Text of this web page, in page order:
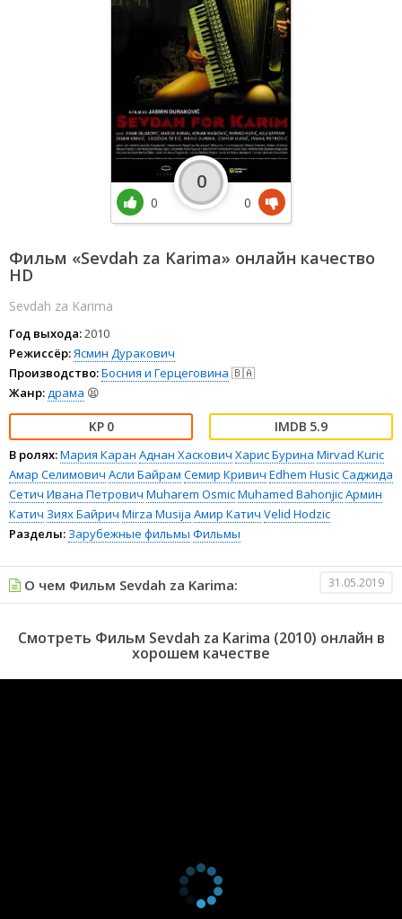
Фильм «Sevdah za Karima» онлайн качество
HD
Sevdah za Karima
Год выхода:2010
Режиссёр:Ясмин Дуракович
Производство:Босния и Герцеговина 🇧🇦
Жанр:драма 😫
0 5.9
В ролях:Мария Каран Аднан Хаскович Харис Бурина Mirvad Kuric
Амар Селимович Асли Байрам Семир Кривич Edhem HusicСаджида
Сетич Ивана Петрович Muharem OsmicMuhamed BahonjicАрмин
Катич Зиях Байрич Mirza Musija Амир Катич Velid Hodzic
Разделы: Зарубежные фильмы Фильмы
0
0
0
О чем Фильм Sevdah za Karima: 31.05.2019
Смотреть Фильм Sevdah za Karima (2010) онлайн в
хорошем качестве